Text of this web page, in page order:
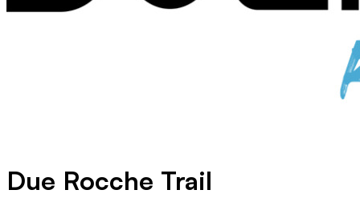
Due Rocche Trail